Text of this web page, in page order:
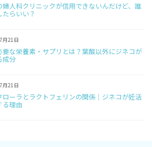
婦人科クリニックが信用できないんだけど、誰
たらいい？
月21日
要な栄養素・サプリとは？葉酸以外にジネコが
成分
月21日
ローラとラクトフェリンの関係｜ジネコが妊活
る理由